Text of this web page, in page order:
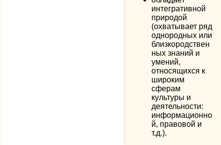
интегративной
природой
(охватывает ряд
однородных или
близкородствен
ных знаний и
умений,
относящихся к
широким
сферам
культуры и
деятельности:
информационно
й, правовой и
т.д.).